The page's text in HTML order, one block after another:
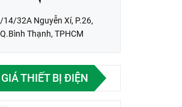
14/32A Nguyễn Xí, P.26,
Q.Bình Thạnh, TPHCM
THIẾT BỊ ĐIỆN